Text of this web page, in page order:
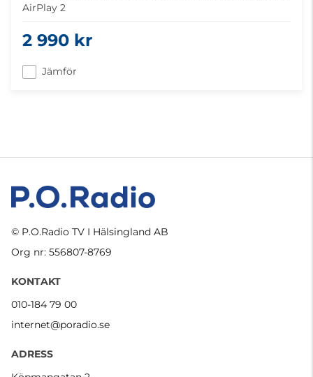
AirPlay 2
2 990 kr
Jämför
© P.O.Radio TV I Hälsingland AB
Org nr: 556807-8769
KONTAKT
010-184 79 00
internet@poradio.se
ADRESS